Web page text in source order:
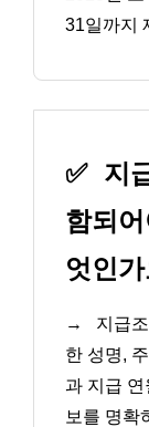
31일까지
✅ 지
함되
엇인
→
지급
한 성명,
과 지급 연
보를 명확